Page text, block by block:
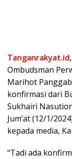
Tanganrakyat.id
Ombudsman
Marihot
konfirmasi dari
Sukhairi
Jum’at (12/1/
kepada media,
“Tadi ada